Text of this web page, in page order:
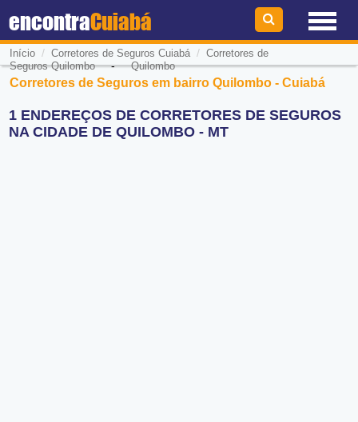
encontraCuiabá
Início / Corretores de Seguros Cuiabá/ Corretores de
Seguros Quilombo-Quilombo
Corretores de Seguros em bairro Quilombo - Cuiabá
1 ENDEREÇOS DE CORRETORES DE SEGUROS
NA CIDADE DE QUILOMBO - MT